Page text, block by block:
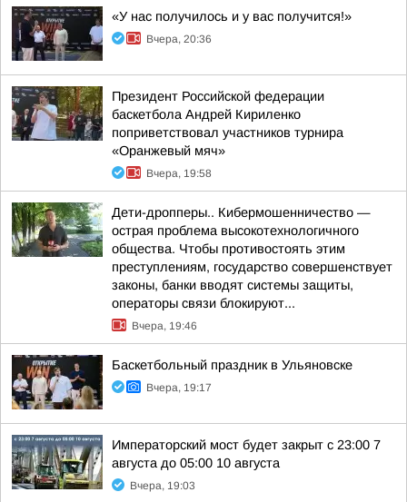
«У нас получилось и у вас получится!»
Вчера, 20:36
Президент Российской федерации
баскетбола Андрей Кириленко
поприветствовал участников турнира
«Оранжевый мяч»
Вчера, 19:58
Дети-дропперы.. Кибермошенничество —
острая проблема высокотехнологичного
общества. Чтобы противостоять этим
преступлениям, государство совершенствует
законы, банки вводят системы защиты,
операторы связи блокируют...
Вчера, 19:46
Баскетбольный праздник в Ульяновске
Вчера, 19:17
Императорский мост будет закрыт с 23:00 7
августа до 05:00 10 августа
Вчера, 19:03